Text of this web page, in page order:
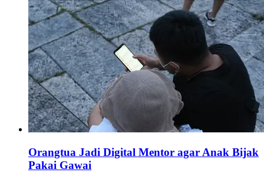
Orangtua Jadi Digital Mentor agar Anak Bijak
Pakai Gawai